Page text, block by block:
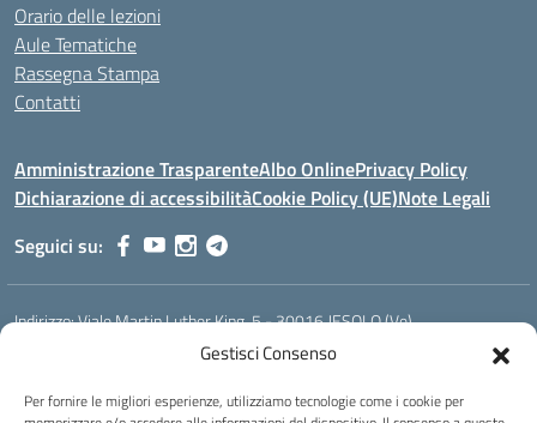
Gestisci Consenso
Per fornire le migliori esperienze, utilizziamo tecnologie come i cookie per
Orario delle lezioni
Aule Tematiche
Rassegna Stampa
Contatti
Amministrazione TrasparenteAlbo OnlinePrivacy Policy
Dichiarazione di accessibilitàCookie Policy (UE)Note Legali
Seguici su:
Indirizzo:Viale Martin Luther King, 5 - 30016 JESOLO (Ve)
Email:verh020008@istruzione.it
Codice fiscale: 93023530277